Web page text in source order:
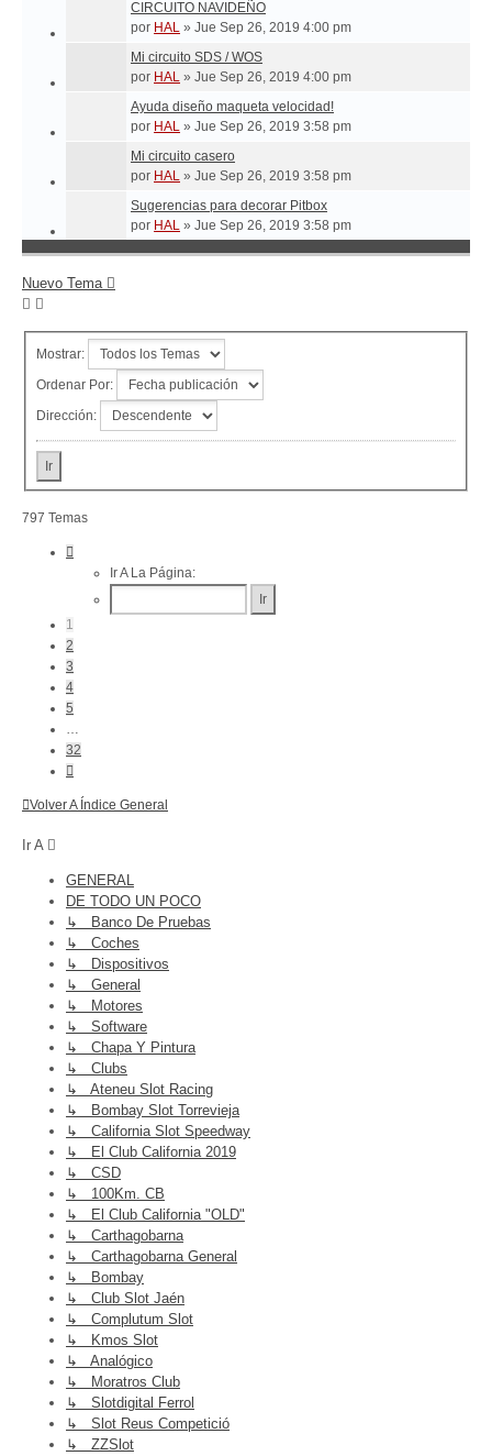
CIRCUITO NAVIDEÑO
por HAL » Jue Sep 26, 2019 4:00 pm
Mi circuito SDS / WOS
por HAL » Jue Sep 26, 2019 4:00 pm
Ayuda diseño maqueta velocidad!
por HAL » Jue Sep 26, 2019 3:58 pm
Mi circuito casero
por HAL » Jue Sep 26, 2019 3:58 pm
Sugerencias para decorar Pitbox
por HAL » Jue Sep 26, 2019 3:58 pm
Nuevo Tema
Mostrar:
Ordenar Por:
Dirección:
797 Temas
Ir A La Página:
1
2
3
4
5
…
32
Volver A Índice General
Ir A
GENERAL
DE TODO UN POCO
↳ Banco De Pruebas
↳ Coches
↳ Dispositivos
↳ General
↳ Motores
↳ Software
↳ Chapa Y Pintura
↳ Clubs
↳ Ateneu Slot Racing
↳ Bombay Slot Torrevieja
↳ California Slot Speedway
↳ El Club California 2019
↳ CSD
↳ 100Km. CB
↳ El Club California "OLD"
↳ Carthagobarna
↳ Carthagobarna General
↳ Bombay
↳ Club Slot Jaén
↳ Complutum Slot
↳ Kmos Slot
↳ Analógico
↳ Moratros Club
↳ Slotdigital Ferrol
↳ Slot Reus Competició
↳ ZZSlot